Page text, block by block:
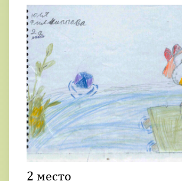
2 место